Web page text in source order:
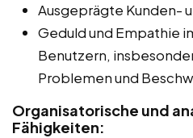
Ausgeprägte Kunden-
Geduld und Empathie
Benutzern,
Problemen und
Organisatorische und
Fähigkeiten: